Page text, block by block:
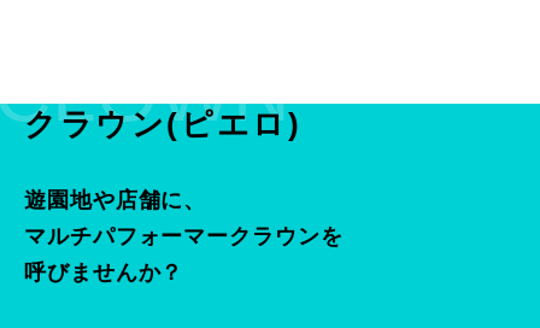
クラウン(ピエロ)
遊園地や店舗に、
マルチパフォーマークラウンを
呼びませんか？